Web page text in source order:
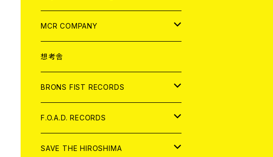
ANALOG
CD
ANALOG
MCR COMPANY
CD
アパレル
ANALOG
想考舎
BRONS FIST RECORDS
CD
ANALOG
F.O.A.D. RECORDS
CD
SAVE THE HIROSHIMA